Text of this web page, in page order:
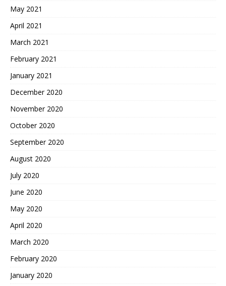
May 2021
April 2021
March 2021
February 2021
January 2021
December 2020
November 2020
October 2020
September 2020
August 2020
July 2020
June 2020
May 2020
April 2020
March 2020
February 2020
January 2020